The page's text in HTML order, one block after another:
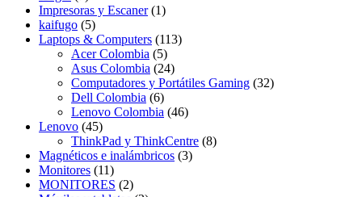
Impresoras y Escaner (1)
kaifugo (5)
Laptops & Computers (113)
Acer Colombia (5)
Asus Colombia (24)
Computadores y Portátiles Gaming (32)
Dell Colombia (6)
Lenovo Colombia (46)
Lenovo (45)
ThinkPad y ThinkCentre (8)
Magnéticos e inalámbricos (3)
Monitores (11)
MONITORES (2)